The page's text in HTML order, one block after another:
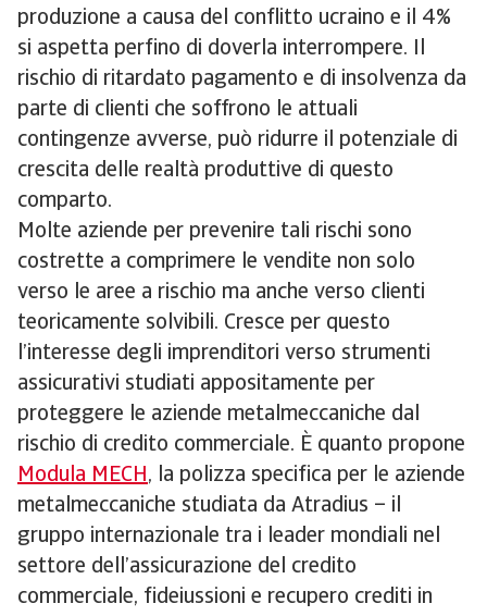
produzione a causa del conflitto ucraino e il 4%
si aspetta perfino di doverla interrompere. Il
rischio di ritardato pagamento e di insolvenza da
parte di clienti che soffrono le attuali
contingenze avverse, può ridurre il potenziale di
crescita delle realtà produttive di questo
comparto.
Molte aziende per prevenire tali rischi sono
costrette a comprimere le vendite non solo
verso le aree a rischio ma anche verso clienti
teoricamente solvibili. Cresce per questo
l’interesse degli imprenditori verso strumenti
assicurativi studiati appositamente per
proteggere le aziende metalmeccaniche dal
rischio di credito commerciale. È quanto propone
Modula MECH, la polizza specifica per le aziende
metalmeccaniche studiata da Atradius – il
gruppo internazionale tra i leader mondiali nel
settore dell’assicurazione del credito
commerciale, fideiussioni e recupero crediti in